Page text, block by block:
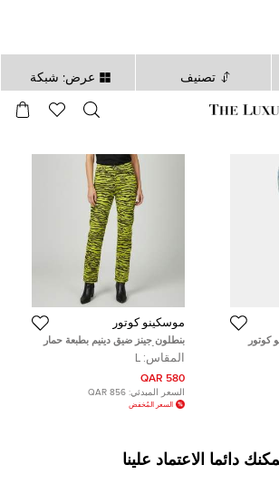
تصنيف عرض: شبكة
ثانية
كوتور
موسكينو كوتور
بنطلون جينز ضيق دينيم بطبعة حمار
وحشي أصفر موسكينو كوتور مقاس
وسط 32 بوصة مقاس كبير
المقاس: L
580 QAR
السعر المبدئي: 856 QAR
السعر المُخفض
دائما الاعتماد علينا